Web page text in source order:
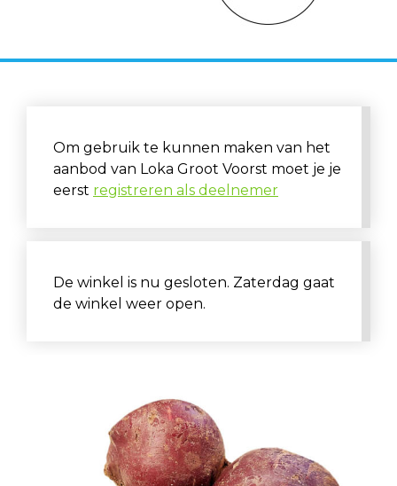
Om gebruik te kunnen maken van het
aanbod van Loka Groot Voorst moet je je
eerst registreren als deelnemer
De winkel is nu gesloten. Zaterdag gaat
de winkel weer open.